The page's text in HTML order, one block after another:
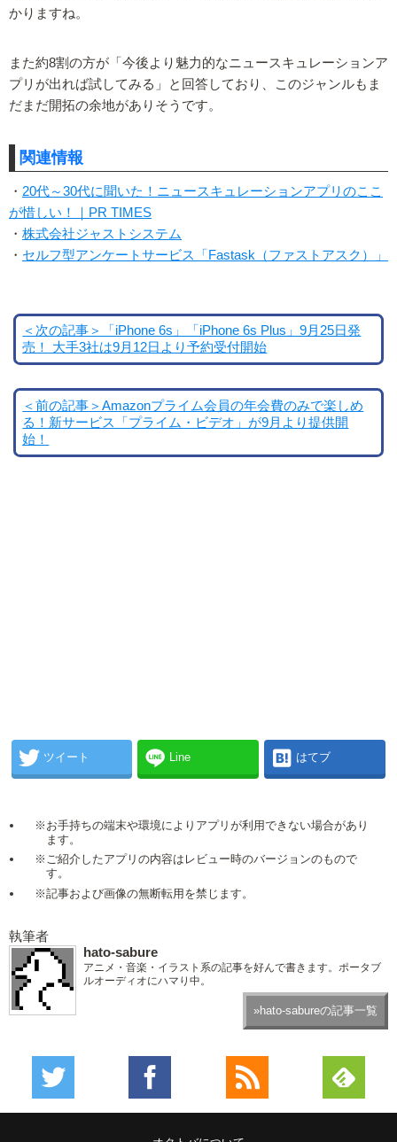
かりますね。
また約8割の方が「今後より魅力的なニュースキュレーションア
プリが出れば試してみる」と回答しており、このジャンルもま
だまだ開拓の余地がありそうです。
関連情報
・ 20代～30代に聞いた！ニュースキュレーションアプリのここ
が惜しい！｜PR TIMES
・ 株式会社ジャストシステム
・ セルフ型アンケートサービス「Fastask（ファストアスク）」
＜次の記事＞「iPhone 6s」「iPhone 6s Plus」9月25日発
売！ 大手3社は9月12日より予約受付開始
＜前の記事＞Amazonプライム会員の年会費のみで楽しめ
る！新サービス「プライム・ビデオ」が9月より提供開
始！
ツイート Line はてブ
※お手持ちの端末や環境によりアプリが利用できない場合があり
ます。
※ご紹介したアプリの内容はレビュー時のバージョンのもので
す。
※記事および画像の無断転用を禁じます。
執筆者
hato-sabure
アニメ・音楽・イラスト系の記事を好んで書きます。ポータブ
ルオーディオにハマり中。
»hato-sabureの記事一覧